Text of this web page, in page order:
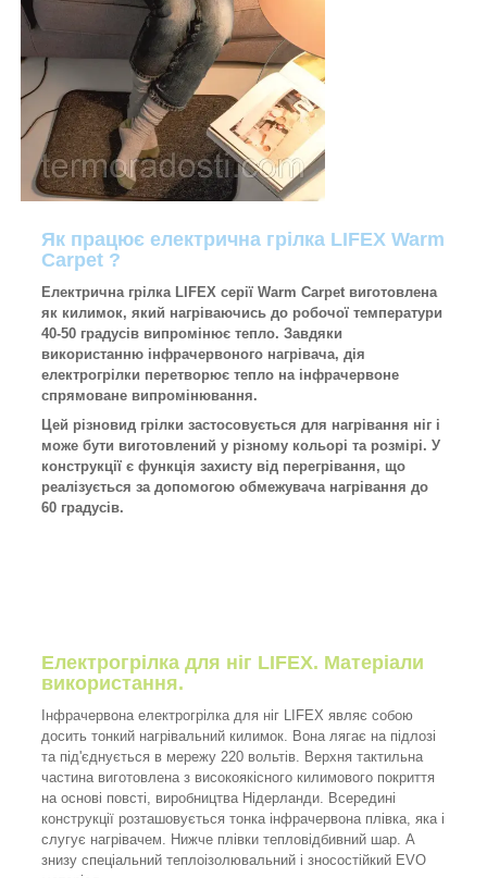
Як працює електрична грілка LIFEX Warm
Carpet ?
Електрична грілка LIFEX серії Warm Carpet виготовлена
як килимок, який нагріваючись до робочої температури
40-50 градусів випромінює тепло. Завдяки
використанню інфрачервоного нагрівача, дія
електрогрілки перетворює тепло на інфрачервоне
спрямоване випромінювання.
Цей різновид грілки застосовується для нагрівання ніг і
може бути виготовлений у різному кольорі та розмірі. У
конструкції є функція захисту від перегрівання, що
реалізується за допомогою обмежувача нагрівання до
60 градусів.
Електрогрілка для ніг LIFEX. Матеріали
використання.
Інфрачервона електрогрілка для ніг LIFEX являє собою
досить тонкий нагрівальний килимок. Вона лягає на підлозі
та під'єднується в мережу 220 вольтів. Верхня тактильна
частина виготовлена з високоякісного килимового покриття
на основі повсті, виробництва Нідерланди. Всередині
конструкції розташовується тонка інфрачервона плівка, яка і
слугує нагрівачем. Нижче плівки тепловідбивний шар. А
знизу спеціальний теплоізолювальний і зносостійкий EVO